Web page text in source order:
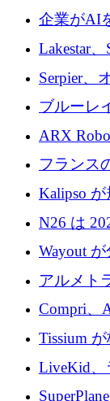
追いつき
企業がAI
る人々が
Lakestar
SE3 が自
ームを発表
Serpier、
性向上を
ブルーレ
導スター
ARX
を設立し
フランス
ユーロの
Kalipso
るために
N26 は
達成
Wayout
プラット
ーロを調達
アルメト
ためにシ
Compri、
320 万ユ
Tissium
3,000 万
LiveKid、
Aldea を買